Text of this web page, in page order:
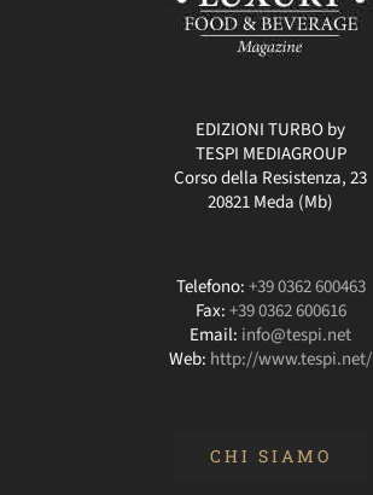
EDIZIONI TURBO by
TESPI MEDIAGROUP
Corso della Resistenza, 23
20821 Meda (Mb)
Telefono:+39 0362 600463
Fax:+39 0362 600616
Email: info@tespi.net
Web: http://www.tespi.net/
CHI SIAMO